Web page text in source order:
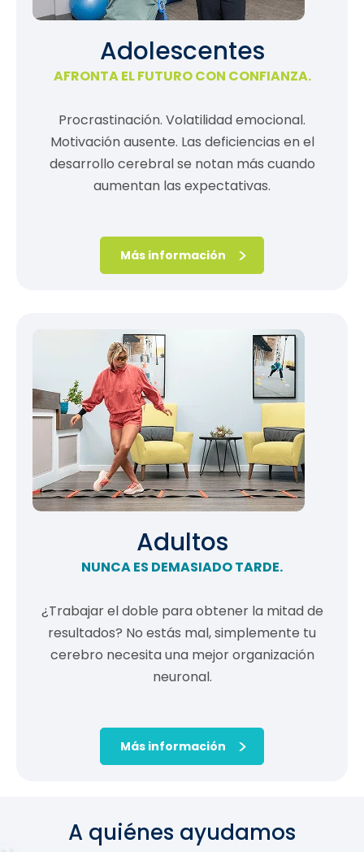
Adolescentes
AFRONTA EL FUTURO CON CONFIANZA.
Procrastinación. Volatilidad emocional.
Motivación ausente. Las deficiencias en el
desarrollo cerebral se notan más cuando
aumentan las expectativas.
Más información
Adultos
NUNCA ES DEMASIADO TARDE.
¿Trabajar el doble para obtener la mitad de
resultados? No estás mal, simplemente tu
cerebro necesita una mejor organización
neuronal.
Más información
A quiénes ayudamos